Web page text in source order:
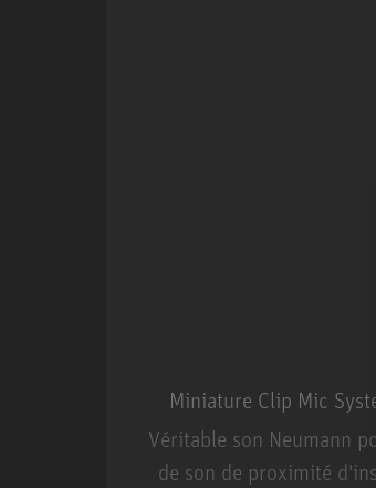
Miniature Clip Mic
Véritable son Neumann
de son de proximité